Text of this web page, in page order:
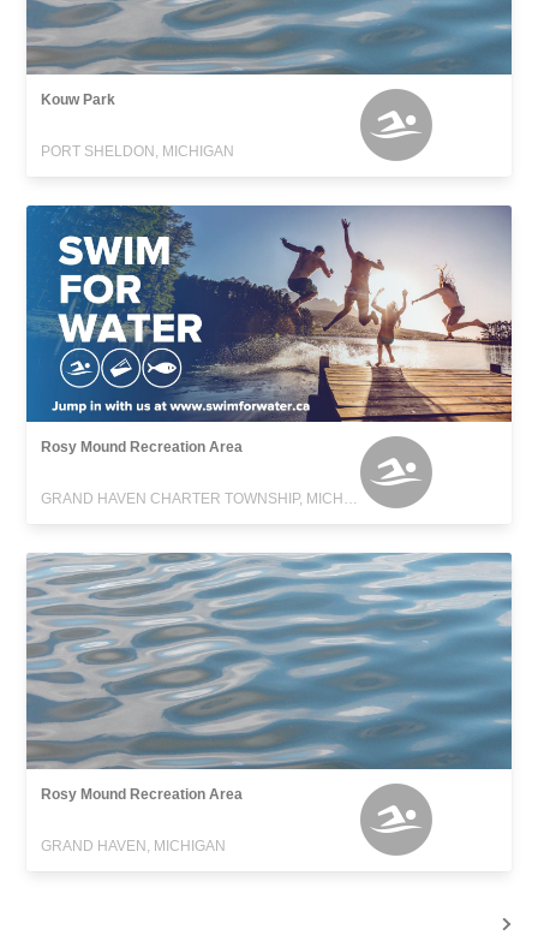
Kouw Park
PORT SHELDON, MICHIGAN
Rosy Mound Recreation Area
Rosy Mound Recreation Area
GRAND HAVEN, MICHIGAN